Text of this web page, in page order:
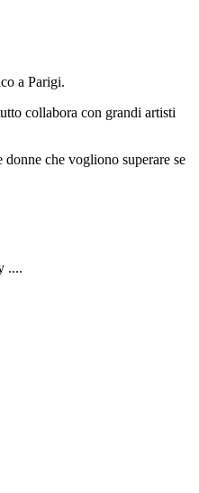
a Parigi.
collabora con grandi artisti
che vogliono superare se
....